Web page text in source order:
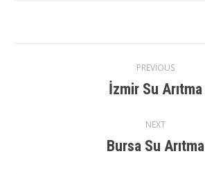
navigation
PREVIOUS
Previous
İzmir Su Arıtma
NEXT
Next
Bursa Su Arıtma